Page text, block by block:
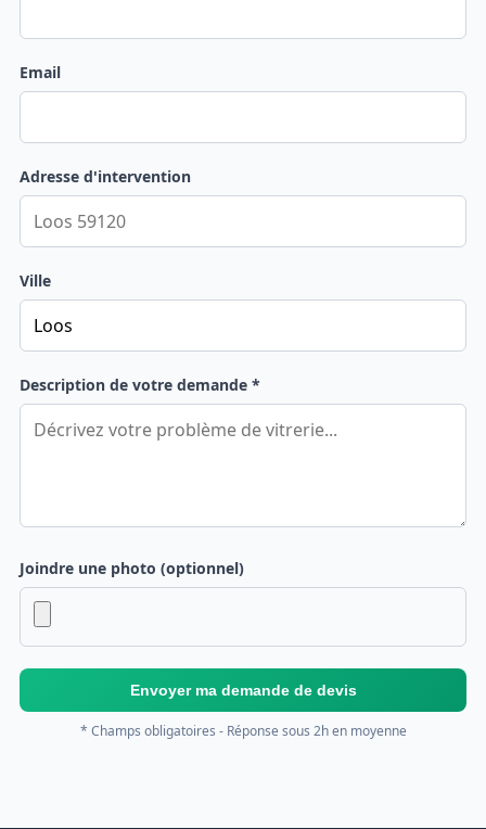
Email
Adresse d'intervention
Ville
Description de votre demande *
Joindre une photo (optionnel)
Envoyer ma demande de devis
* Champs obligatoires - Réponse sous 2h en moyenne